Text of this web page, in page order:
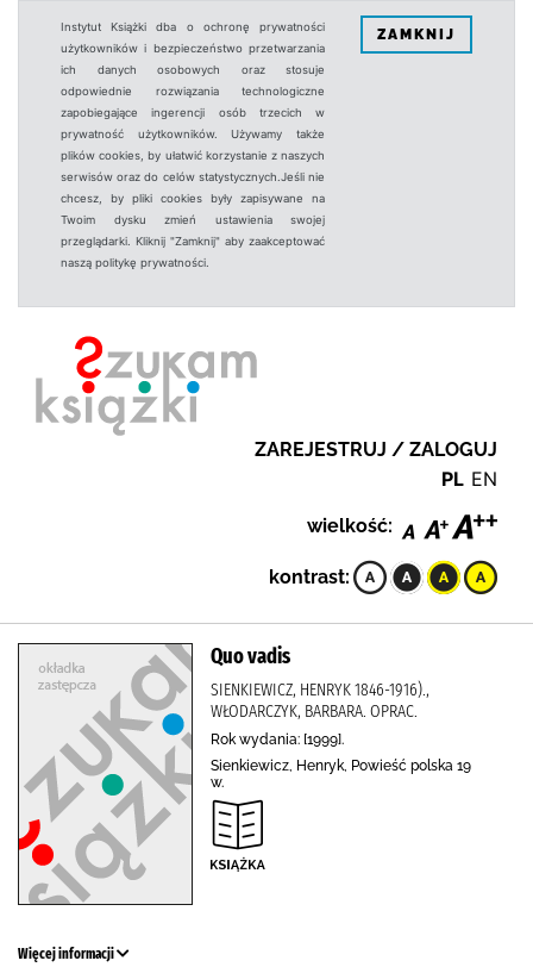
Instytut Książki dba o ochronę prywatności
użytkowników i bezpieczeństwo przetwarzania
ich danych osobowych oraz stosuje
odpowiednie rozwiązania technologiczne
zapobiegające ingerencji osób trzecich w
prywatność użytkowników. Używamy także
plików cookies, by ułatwić korzystanie z naszych
serwisów oraz do celów statystycznych.Jeśli nie
chcesz, by pliki cookies były zapisywane na
Twoim dysku zmień ustawienia swojej
przeglądarki. Kliknij "Zamknij" aby zaakceptować
naszą politykę prywatności.
ZAMKNIJ
ZAREJESTRUJ / ZALOGUJ
PL EN
wielkość:
kontrast:
Quo vadis
SIENKIEWICZ, HENRYK 1846-1916).,
WŁODARCZYK, BARBARA. OPRAC.
Rok wydania: [1999].
Sienkiewicz, Henryk, Powieść polska 19
w.
Więcej informacji